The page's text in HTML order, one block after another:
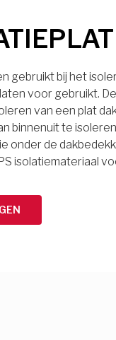
gebruikt bij het
voor gebruikt.
van een plat
binnenuit te
onder de
isolatiemateriaal